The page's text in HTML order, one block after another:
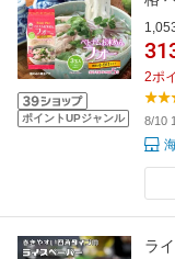
ポイントUPジャンル
イ
米
ー
2ポ
8/10
ラ